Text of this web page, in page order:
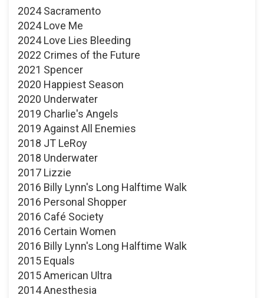
2024 Sacramento
2024 Love Me
2024 Love Lies Bleeding
2022 Crimes of the Future
2021 Spencer
2020 Happiest Season
2020 Underwater
2019 Charlie's Angels
2019 Against All Enemies
2018 JT LeRoy
2018 Underwater
2017 Lizzie
2016 Billy Lynn's Long Halftime Walk
2016 Personal Shopper
2016 Café Society
2016 Certain Women
2016 Billy Lynn's Long Halftime Walk
2015 Equals
2015 American Ultra
2014 Anesthesia